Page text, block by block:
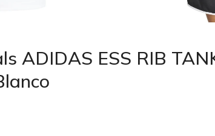
ADIDAS ESS RIB